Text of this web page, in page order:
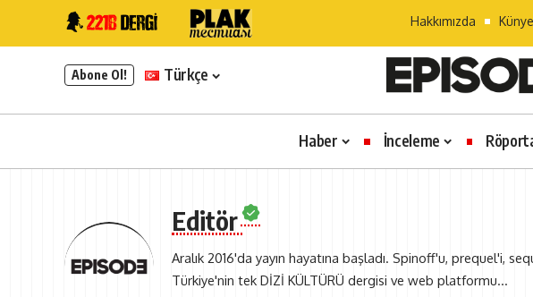
Hakkımızda Künye
Abone Ol! Türkçe
Haber İnceleme
Editör
Aralık 2016'da yayın hayatına başladı. Spinoff'u, prequel'i,
Türkiye'nin tek DİZİ KÜLTÜRÜ dergisi ve web platformu...